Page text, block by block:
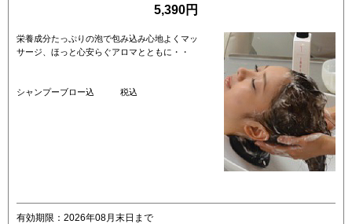
5,390円
栄養成分たっぷりの泡で包み込み心地よくマッ
サージ、ほっと心安らぐアロマとともに・・
シャンプーブロー込 税込
有効期限：2026年08月末日まで